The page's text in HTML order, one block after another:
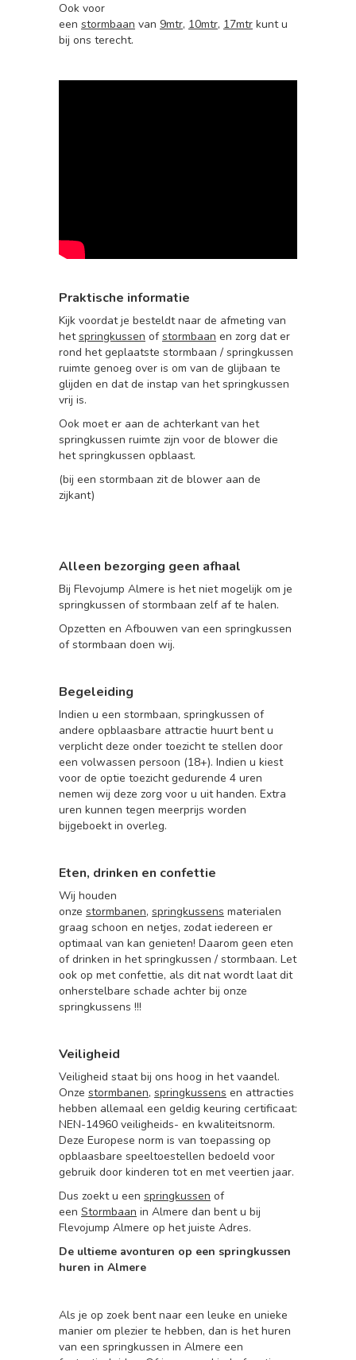
Ook voor
een stormbaan van 9mtr, 10mtr, 17mtr kunt u
bij ons terecht.
Praktische informatie
Kijk voordat je besteldt naar de afmeting van
hetspringkussen ofstormbaan en zorg dat er
rond het geplaatste stormbaan / springkussen
ruimte genoeg over is om van de glijbaan te
glijden en dat de instap van het springkussen
vrij is.
Ook moet er aan de achterkant van het
springkussen ruimte zijn voor de blower die
het springkussen opblaast.
(bij een stormbaan zit de blower aan de
zijkant)
Alleen bezorging geen afhaal
Bij Flevojump Almere is het niet mogelijk om je
springkussen of stormbaan zelf af te halen.
Opzetten en Afbouwen van een springkussen
of stormbaan doen wij.
Begeleiding
Indien u een stormbaan, springkussen of
andere opblaasbare attractie huurt bent u
verplicht deze onder toezicht te stellen door
een volwassen persoon (18+). Indien u kiest
voor de optie toezicht gedurende 4 uren
nemen wij deze zorg voor u uit handen. Extra
uren kunnen tegen meerprijs worden
bijgeboekt in overleg.
Eten, drinken en confettie
Wij houden
onze stormbanen, springkussens materialen
graag schoon en netjes, zodat iedereen er
optimaal van kan genieten! Daarom geen eten
of drinken in het springkussen / stormbaan. Let
ook op met confettie, als dit nat wordt laat dit
onherstelbare schade achter bij onze
springkussens !!!
Veiligheid
Veiligheid staat bij ons hoog in het vaandel.
Onze stormbanen, springkussens en attracties
hebben allemaal een geldig keuring certificaat:
NEN-14960 veiligheids- en kwaliteitsnorm.
Deze Europese norm is van toepassing op
opblaasbare speeltoestellen bedoeld voor
gebruik door kinderen tot en met veertien jaar.
Dus zoekt u een springkussen of
een Stormbaan in Almere dan bent u bij
Flevojump Almere op het juiste Adres.
De ultieme avonturen op een springkussen
huren in Almere
Als je op zoek bent naar een leuke en unieke
manier om plezier te hebben, dan is het huren
van een springkussen in Almere een